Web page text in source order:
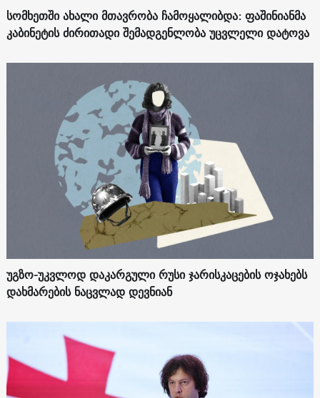
სომხეთში ახალი მთავრობა ჩამოყალიბდა: ფაშინიანმა
კაბინეტის ძირითადი შემადგენლობა უცვლელი დატოვა
უგზო-უკვლოდ დაკარგული რუსი ჯარისკაცების ოჯახებს
დახმარების ნაცვლად დევნიან